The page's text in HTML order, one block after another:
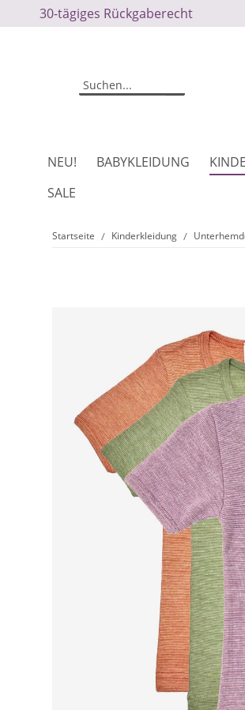
30-tägiges Rückgaberecht
NEU! BABYKLEIDUNG
SALE
Startseite Kinderkleidung